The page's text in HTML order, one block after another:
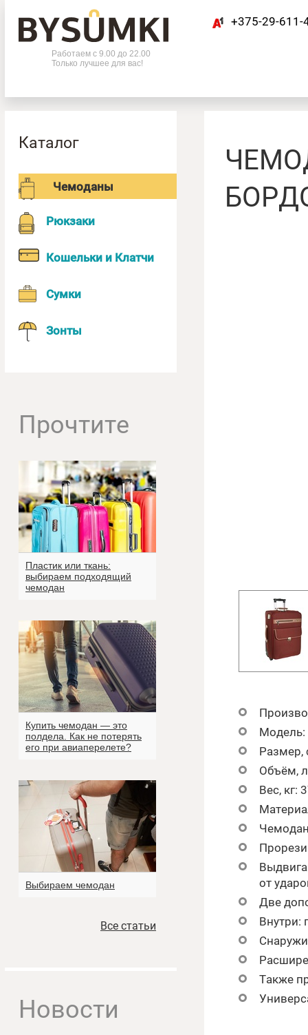
Телефоны
+375-29-611-42-63
Работаем с 9.00 до 22.00
Только лучшее для вас!
+375-29-611-
Каталог
Чемоданы
Рюкзаки
Кошельки и Клатчи
Сумки
Зонты
Прочтите
Пластик или ткань:
выбираем подходящий
чемодан
Купить чемодан — это
полдела. Как не потерять
его при авиаперелете?
Выбираем чемодан
Все статьи
Новости
Модель:
Размер,
Объём,
Вес, кг:
от
Две
Внутри:
Также